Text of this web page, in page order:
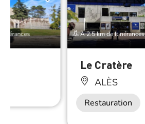
À 2.5 km de Itinérances
Le Cratère
ALÈS
Restauration